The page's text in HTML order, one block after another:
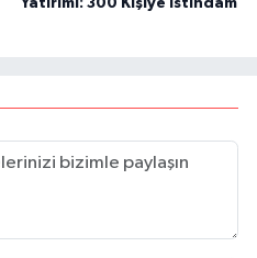
Yatırımı: 300 Kişiye İstihdam